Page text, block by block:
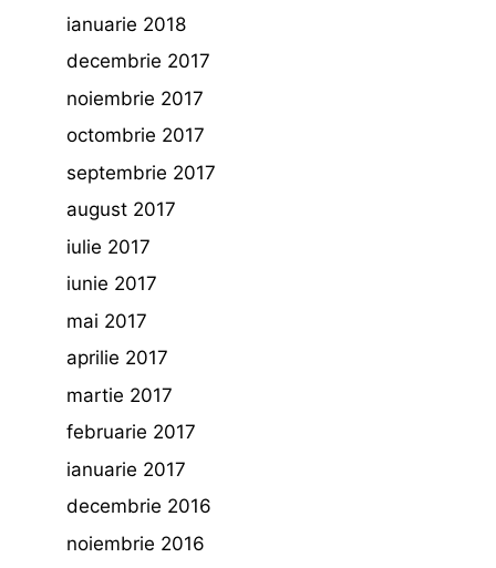
ianuarie 2018
decembrie 2017
noiembrie 2017
octombrie 2017
septembrie 2017
august 2017
iulie 2017
iunie 2017
mai 2017
aprilie 2017
martie 2017
februarie 2017
ianuarie 2017
decembrie 2016
noiembrie 2016